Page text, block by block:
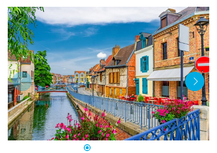
Start
Mehrtagesreisen
Tagesreisen
Bus anmieten
Service
Kontakt